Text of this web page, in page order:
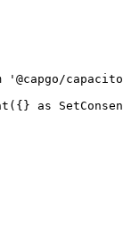
'@capgo/
({} as